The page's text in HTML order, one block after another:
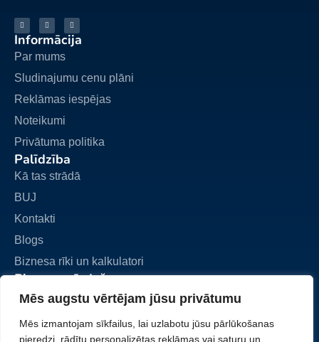
Mēs augstu vērtējam jūsu privātumu
Mēs izmantojam sīkfailus, lai uzlabotu jūsu pārlūkošanas
pieredzi, rādītu personalizētas reklāmas vai saturu un
Informācija
Par mums
Sludinajumu cenu plāni
Reklāmas iespējas
Noteikumi
Privātuma politika
Palīdzība
Kā tas strādā
BUJ
Kontakti
Blogs
Biznesa rīki un kalkulatori
Biznesa pārdošana
Pievienot sludinājumu
Mans konts